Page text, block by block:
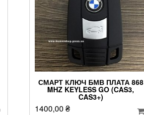
СМАРТ КЛЮЧ БМВ ПЛАТА 868
MHZ KEYLESS GO (CAS3,
CAS3+)
1400,00 ₴